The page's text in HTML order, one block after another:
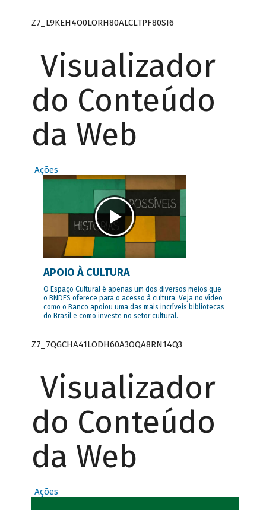
Z7_L9KEH4O0LORH80ALCLTPF80SI6
Visualizador
do Conteúdo
da Web
Ações
APOIO À CULTURA
O Espaço Cultural é apenas um dos diversos meios que
o BNDES oferece para o acesso à cultura. Veja no vídeo
como o Banco apoiou uma das mais incríveis bibliotecas
do Brasil e como investe no setor cultural.
Z7_7QGCHA41LODH60A3OQA8RN14Q3
Visualizador
do Conteúdo
da Web
Ações